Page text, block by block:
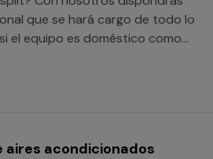
que se hará cargo de todo lo
el equipo es doméstico como
aires acondicionados